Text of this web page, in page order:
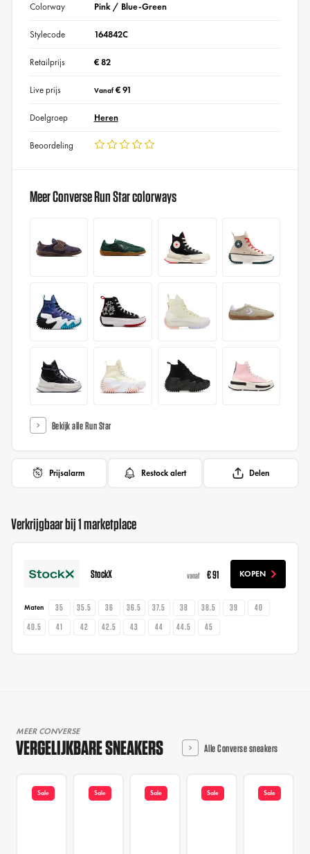
Colorway Pink / Blue-Green
Stylecode 164842C
Retailprijs € 82
Live prijs Vanaf€ 91
Doelgroep Heren
Beoordeling
Meer Converse Run Star colorways
Bekijk alle Run Star
Prijsalarm Restock alert Delen
Verkrijgbaar bij 1 marketplace
StockX vanaf € 91 KOPEN
Maten 35 35.5 36 36.5 37.5 38 38.5 39
40
40.5
41 42 42.5 43 44 44.5 45
MEER CONVERSE
VERGELIJKBARE SNEAKERS Alle Converse sneakers
Sale Sale Sale Sale Sale